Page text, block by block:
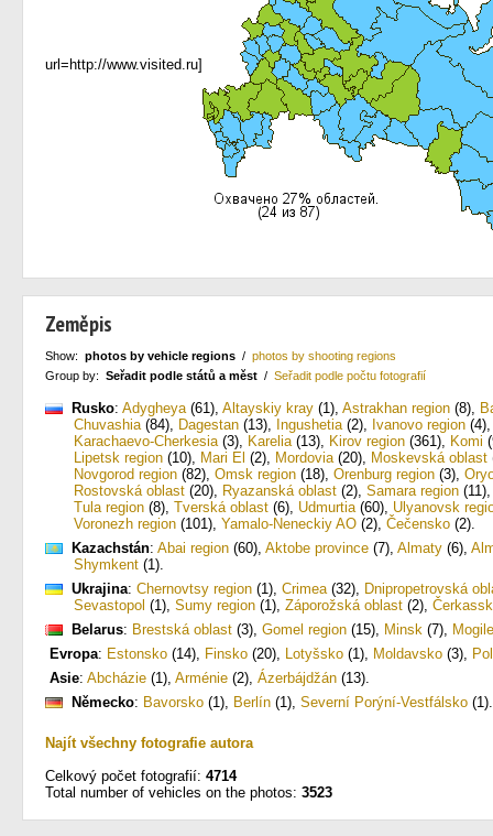
url=http://www.visited.ru]
Zeměpis
Show: photos by vehicle regions / photos by shooting regions
Group by: Seřadit podle států a měst / Seřadit podle počtu fotografií
Rusko: Adygheya(61), Altayskiy kray (1), Astrakhan region (8),
Chuvashia(84), Dagestan (13), Ingushetia(2), Ivanovo region (4)
Karachaevo-Cherkesia(3), Karelia(13), Kirov region (361), Komi
Lipetsk region (10), Mari El (2), Mordovia(20), Moskevská oblast
Novgorod region (82), Omsk region (18), Orenburg region (3),
Rostovská oblast (20), Ryazanská oblast (2), Samara region (11)
Tula region (8), Tverská oblast (6), Udmurtia(60), Ulyanovsk
Voronezh region (101), Yamalo-Neneckiy AO (2), Čečensko (2).
Kazachstán: Abai region (60), Aktobe province (7), Almaty (6),
Shymkent (1).
Ukrajina: Chernovtsy region (1), Crimea(32), Dnipropetrovská
Sevastopol (1), Sumy region (1), Záporožská oblast (2),
Belarus: Brestská oblast (3), Gomel region (15), Minsk (7),
Evropa: Estonsko (14), Finsko (20), Lotyšsko (1), Moldavsko (3),
Asie: Abcházie (1), Arménie (2), Ázerbájdžán (13).
Německo: Bavorsko (1), Berlín (1), Severní Porýní-Vestfálsko (1).
Najít všechny fotografie autora
Celkový počet fotografií: 4714
Total number of vehicles on the photos: 3523